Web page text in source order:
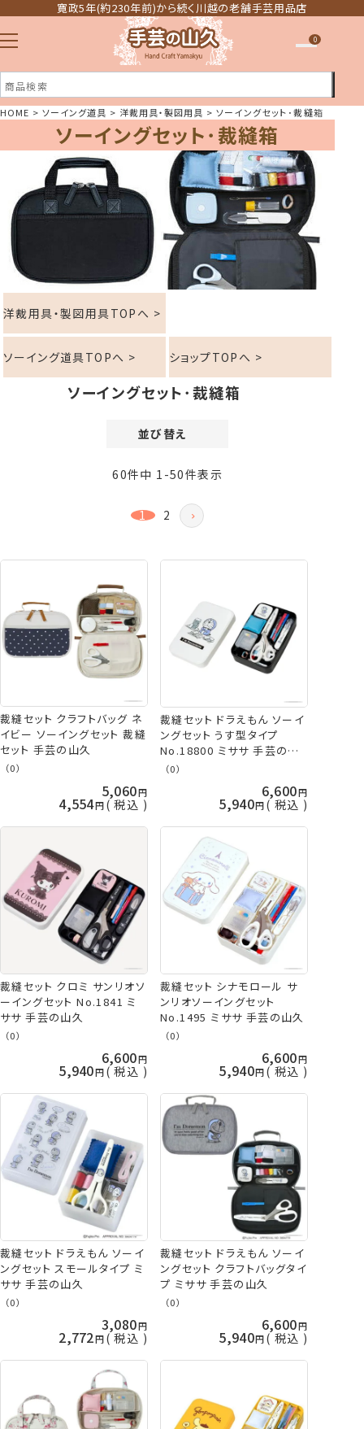
寛政5年(約230年前)から続く川越の老舗手芸用品店
注文履歴
ほしい物リスト
0
HOME ソーイング道具 洋裁用具・製図用具 ソーイングセット･裁縫箱
ソーイングセット･裁縫箱
洋裁用具・製図用具TOPへ >
ソーイング道具TOPへ > ショップTOPへ >
ソーイングセット･裁縫箱
並び替え
価格が高い順
登録順
レビュー順
60件中 1 -50件表示
1 2
裁縫セット クラフトバッグ ネ
イビー ソーイングセット 裁縫
セット 手芸の山久
（0）
5,060
4,554 税込
裁縫セット ドラえもん ソーイ
ングセット うす型タイプ
No.18800 ミササ 手芸の山
久
（0）
6,600
5,940 税込
裁縫セット クロミ サンリオソ
ーイングセット No.1841 ミ
ササ 手芸の山久
（0）
6,600
5,940 税込
裁縫セット シナモロール サ
ンリオソーイングセット
No.1495 ミササ 手芸の山久
（0）
6,600
5,940 税込
裁縫セット ドラえもん ソーイ
ングセット スモールタイプ ミ
ササ 手芸の山久
（0）
3,080
2,772 税込
裁縫セット ドラえもん ソーイ
ングセット クラフトバッグタイ
プ ミササ 手芸の山久
（0）
6,600
5,940 税込